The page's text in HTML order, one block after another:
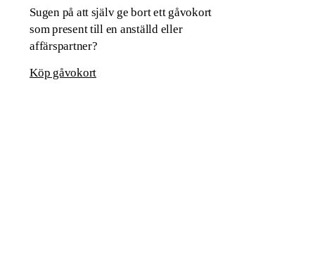
Sugen på att själv ge bort ett gåvokort
som present till en anställd eller
affärspartner?
Köp gåvokort